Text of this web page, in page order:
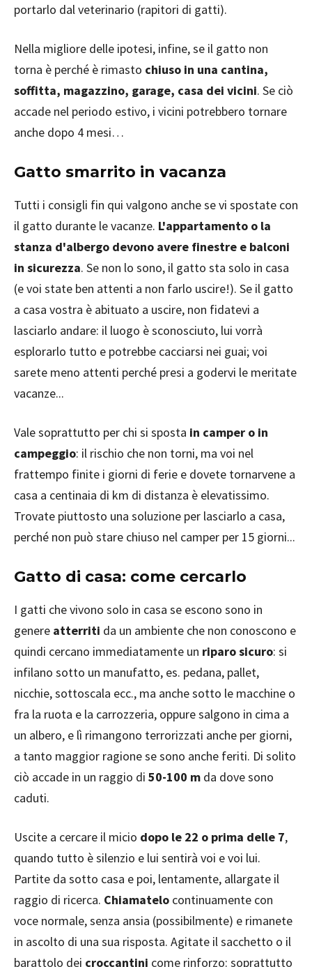
portarlo dal veterinario (rapitori di gatti).
Nella migliore delle ipotesi, infine, se il gatto non
torna è perché è rimasto chiuso in una cantina,
soffitta, magazzino, garage, casa dei vicini. Se ciò
accade nel periodo estivo, i vicini potrebbero tornare
anche dopo 4 mesi…
Gatto smarrito in vacanza
Tutti i consigli fin qui valgono anche se vi spostate con
il gatto durante le vacanze. L'appartamento o la
stanza d'albergo devono avere finestre e balconi
in sicurezza. Se non lo sono, il gatto sta solo in casa
(e voi state ben attenti a non farlo uscire!). Se il gatto
a casa vostra è abituato a uscire, non fidatevi a
lasciarlo andare: il luogo è sconosciuto, lui vorrà
esplorarlo tutto e potrebbe cacciarsi nei guai; voi
sarete meno attenti perché presi a godervi le meritate
vacanze...
Vale soprattutto per chi si sposta in camper o in
campeggio: il rischio che non torni, ma voi nel
frattempo finite i giorni di ferie e dovete tornarvene a
casa a centinaia di km di distanza è elevatissimo.
Trovate piuttosto una soluzione per lasciarlo a casa,
perché non può stare chiuso nel camper per 15 giorni...
Gatto di casa: come cercarlo
I gatti che vivono solo in casa se escono sono in
genere atterriti da un ambiente che non conoscono e
quindi cercano immediatamente un riparo sicuro: si
infilano sotto un manufatto, es. pedana, pallet,
nicchie, sottoscala ecc., ma anche sotto le macchine o
fra la ruota e la carrozzeria, oppure salgono in cima a
un albero, e lì rimangono terrorizzati anche per giorni,
a tanto maggior ragione se sono anche feriti. Di solito
ciò accade in un raggio di 50-100 m da dove sono
caduti.
Uscite a cercare il micio dopo le 22 o prima delle 7,
quando tutto è silenzio e lui sentirà voi e voi lui.
Partite da sotto casa e poi, lentamente, allargate il
raggio di ricerca. Chiamatelo continuamente con
voce normale, senza ansia (possibilmente) e rimanete
in ascolto di una sua risposta. Agitate il sacchetto o il
barattolo dei croccantini come rinforzo: soprattutto